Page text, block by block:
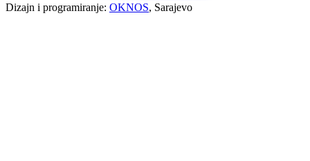
Dizajn i programiranje: OKNOS, Sarajevo